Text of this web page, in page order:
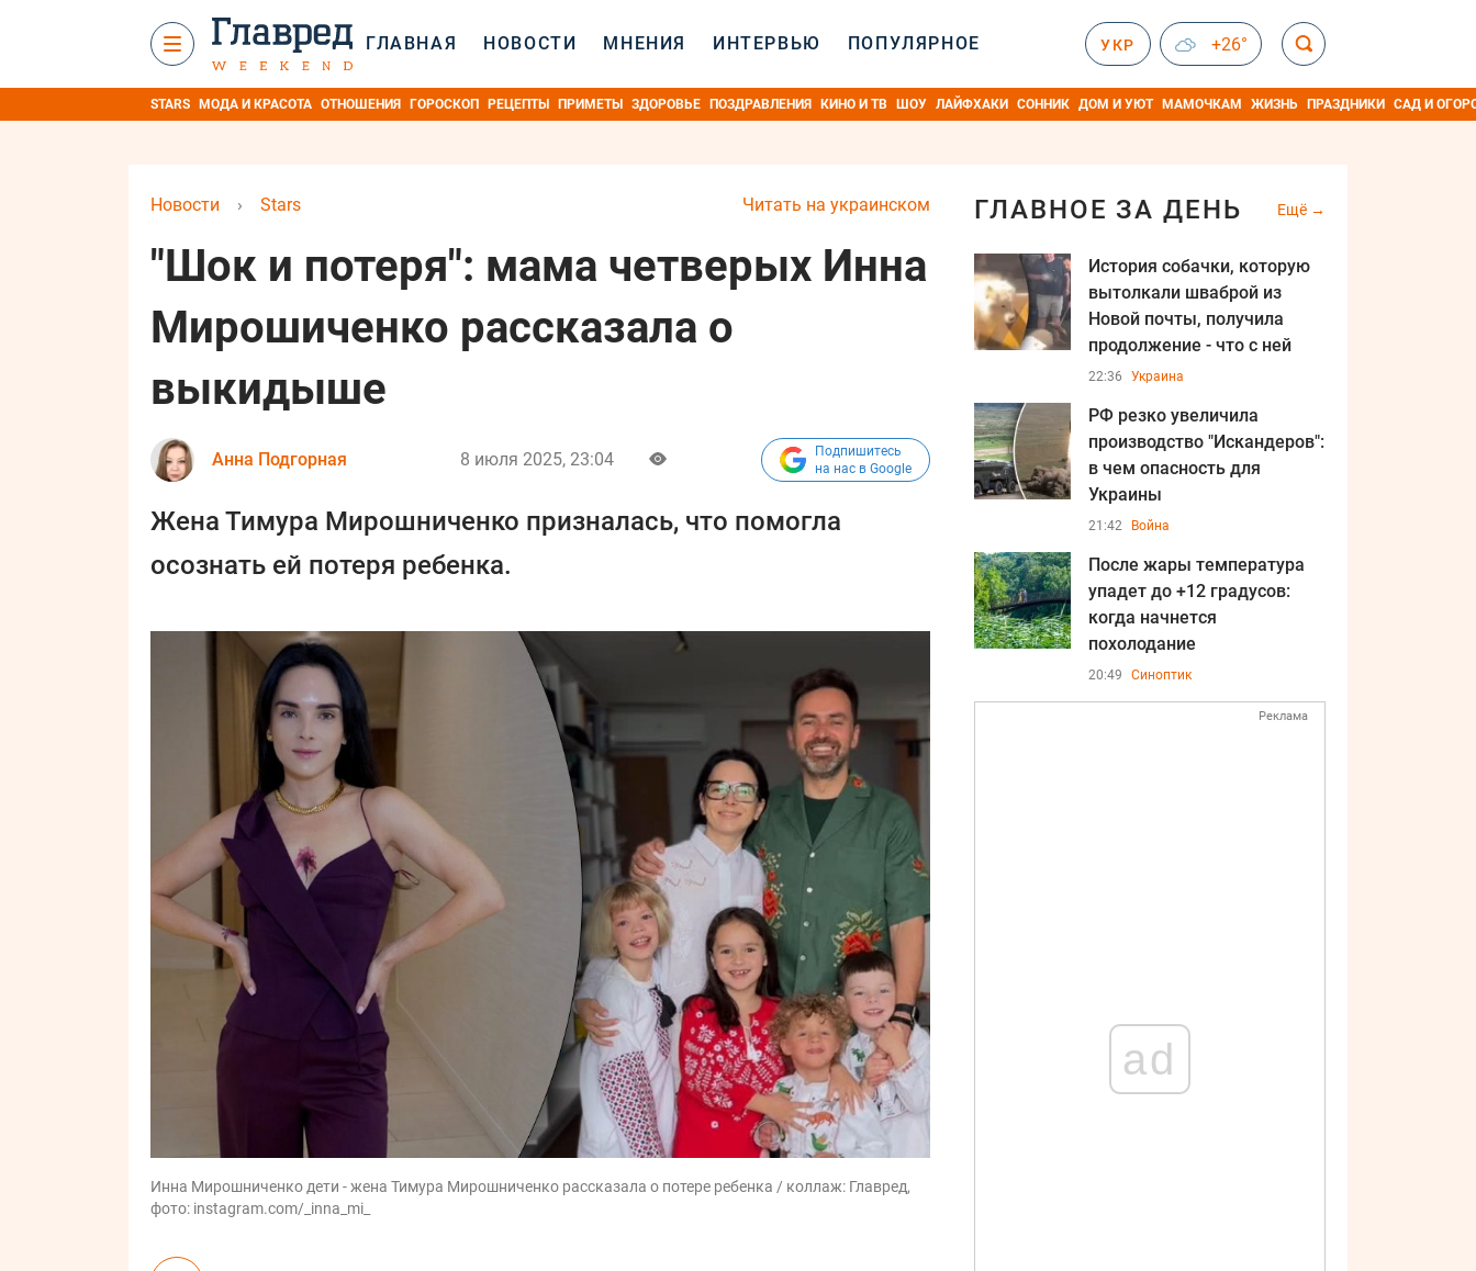
ГЛАВНАЯ НОВОСТИ МНЕНИЯ ИНТЕРВЬЮ ПОПУЛЯРНОЕ УКР +26°
STARS МОДА И КРАСОТА ОТНОШЕНИЯ ГОРОСКОП РЕЦЕПТЫ ПРИМЕТЫ ЗДОРОВЬЕ ПОЗДРАВЛЕНИЯ КИНО И ТВ ШОУ ЛАЙФХАКИ СОННИК ДОМ И УЮТ МАМОЧКАМ ЖИЗНЬ ПРАЗДНИКИ САД И
Читать на украинском
Новости › Stars
"Шок и потеря": мама четверых Инна
Мирошиченко рассказала о
выкидыше
Анна Подгорная 8 июля 2025, 23:04
Подпишитесь
на нас в Google
Жена Тимура Мирошниченко призналась, что помогла
осознать ей потеря ребенка.
Инна Мирошниченко дети - жена Тимура Мирошниченко рассказала о потере ребенка / коллаж: Главред,
фото: instagram.com/_inna_mi_
ГЛАВНОЕ ЗА ДЕНЬ Ещё
История собачки, которую
вытолкали шваброй из
Новой почты, получила
продолжение - что с ней
22:36 Украина
РФ резко увеличила
производство "Искандеров":
в чем опасность для
Украины
21:42 Война
После жары температура
упадет до +12 градусов:
когда начнется
похолодание
20:49 Синоптик
Реклама
ad